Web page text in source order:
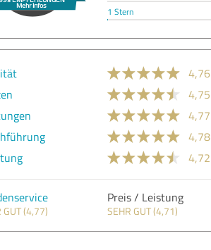
1 Stern
4,76
4,75
4,77
4,78
4,72
GUT (4,77)
Preis / Leistung
SEHR GUT (4,71)